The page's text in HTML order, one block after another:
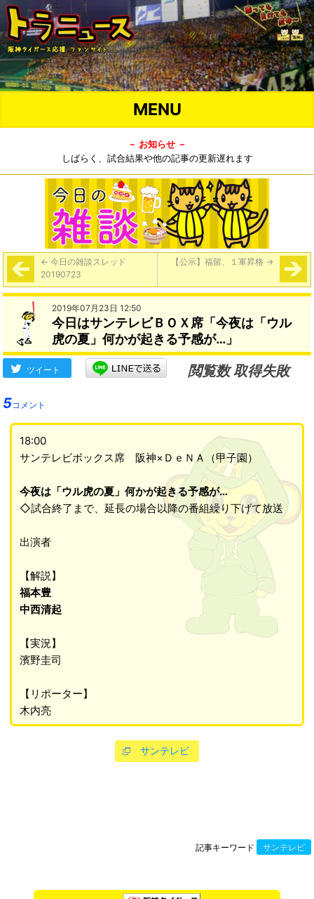
MENU
－ お知らせ －
しばらく、試合結果や他の記事の更新遅れます
← 今日の雑談スレッド
20190723
【公示】福留、１軍昇格 →
2019年07月23日 12:50
今日はサンテレビＢＯＸ席「今夜は「ウル
虎の夏」何かが起きる予感が…」
ツイート
閲覧数 取得失敗
5コメント
18:00
サンテレビボックス席 阪神×ＤｅＮＡ（甲子園）
今夜は「ウル虎の夏」何かが起きる予感が…
◇試合終了まで、延長の場合以降の番組繰り下げて放送
出演者
【解説】
福本豊
中西清起
【実況】
濱野圭司
【リポーター】
木内亮
サンテレビ
記事キーワード サンテレビ